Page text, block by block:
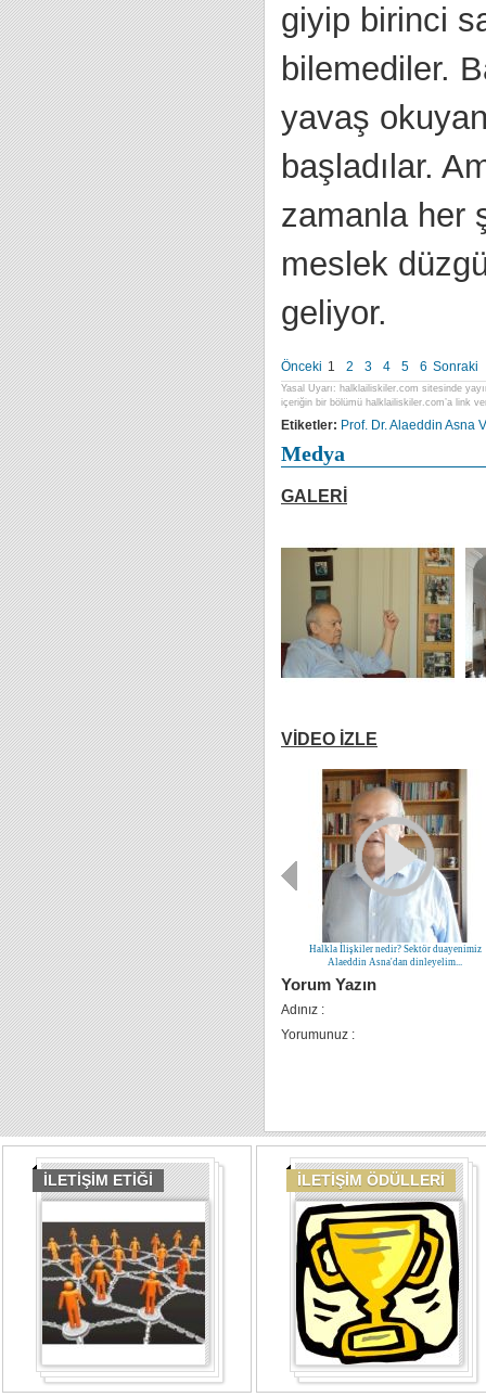
giyip birinci
bilemediler.
yavaş
başladılar.
zamanla her
meslek
geliyor.
Önceki 1 2 3 4 5 6 Sonraki
Yasal Uyarı: halklailiskiler.com sitesinde
içeriğin bir bölümü halklailiskiler.com’a link
Etiketler: Prof. Dr. Alaeddin Asna
Medya
GALERİ
VİDEO İZLE
Halkla İlişkiler nedir? Sektör duayenimiz
Alaeddin Asna'dan dinleyelim...
Yorum Yazın
Adınız :
Yorumunuz :
İLETİŞİM ETİĞİ İLETİŞİM ÖDÜLLERİ